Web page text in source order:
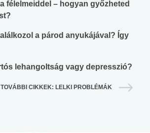
félelmeiddel – hogyan győzheted
a párod anyukájával? Így
lehangoltság vagy depresszió?
TOVÁBBI CIKKEK: LELKI PROBLÉMÁK